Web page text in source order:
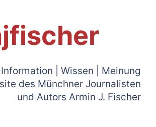
Information | Wissen | Meinung
des Münchner Journalisten
und Autors Armin J. Fischer